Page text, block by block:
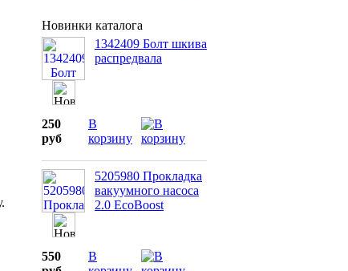
Новинки каталога
1342409 Болт шкива
распредвала
250
руб
В
корзину
5205980 Прокладка
вакуумного насоса
2.0 EcoBoost
550
В